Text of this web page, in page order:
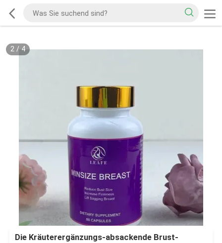
2/ 4
Die Kräuterergänzungs-absackende Brust-